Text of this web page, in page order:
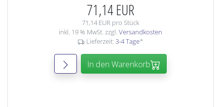
71,14 EUR
71,14 EUR pro Stück
inkl. 19 % MwSt. zzgl. Versandkosten
Lieferzeit: 3-4 Tage*
In den Warenkorb